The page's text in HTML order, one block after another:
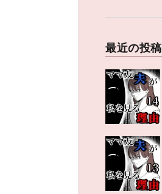
最近の投稿